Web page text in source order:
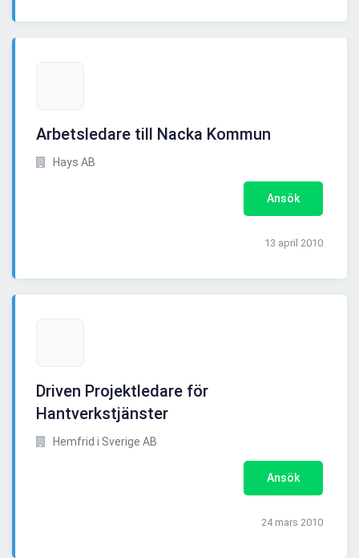
Arbetsledare till Nacka Kommun
Hays AB
Ansök
13 april 2010
Driven Projektledare för
Hantverkstjänster
Hemfrid i Sverige AB
Ansök
24 mars 2010